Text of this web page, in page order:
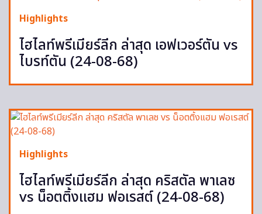
Highlights
ไฮไลท์พรีเมียร์ลีก ล่าสุด เอฟเวอร์ตัน vs
ไบรท์ตัน (24-08-68)
Highlights
ไฮไลท์พรีเมียร์ลีก ล่าสุด คริสตัล พาเลซ
vs น็อตติ้งแฮม ฟอเรสต์ (24-08-68)